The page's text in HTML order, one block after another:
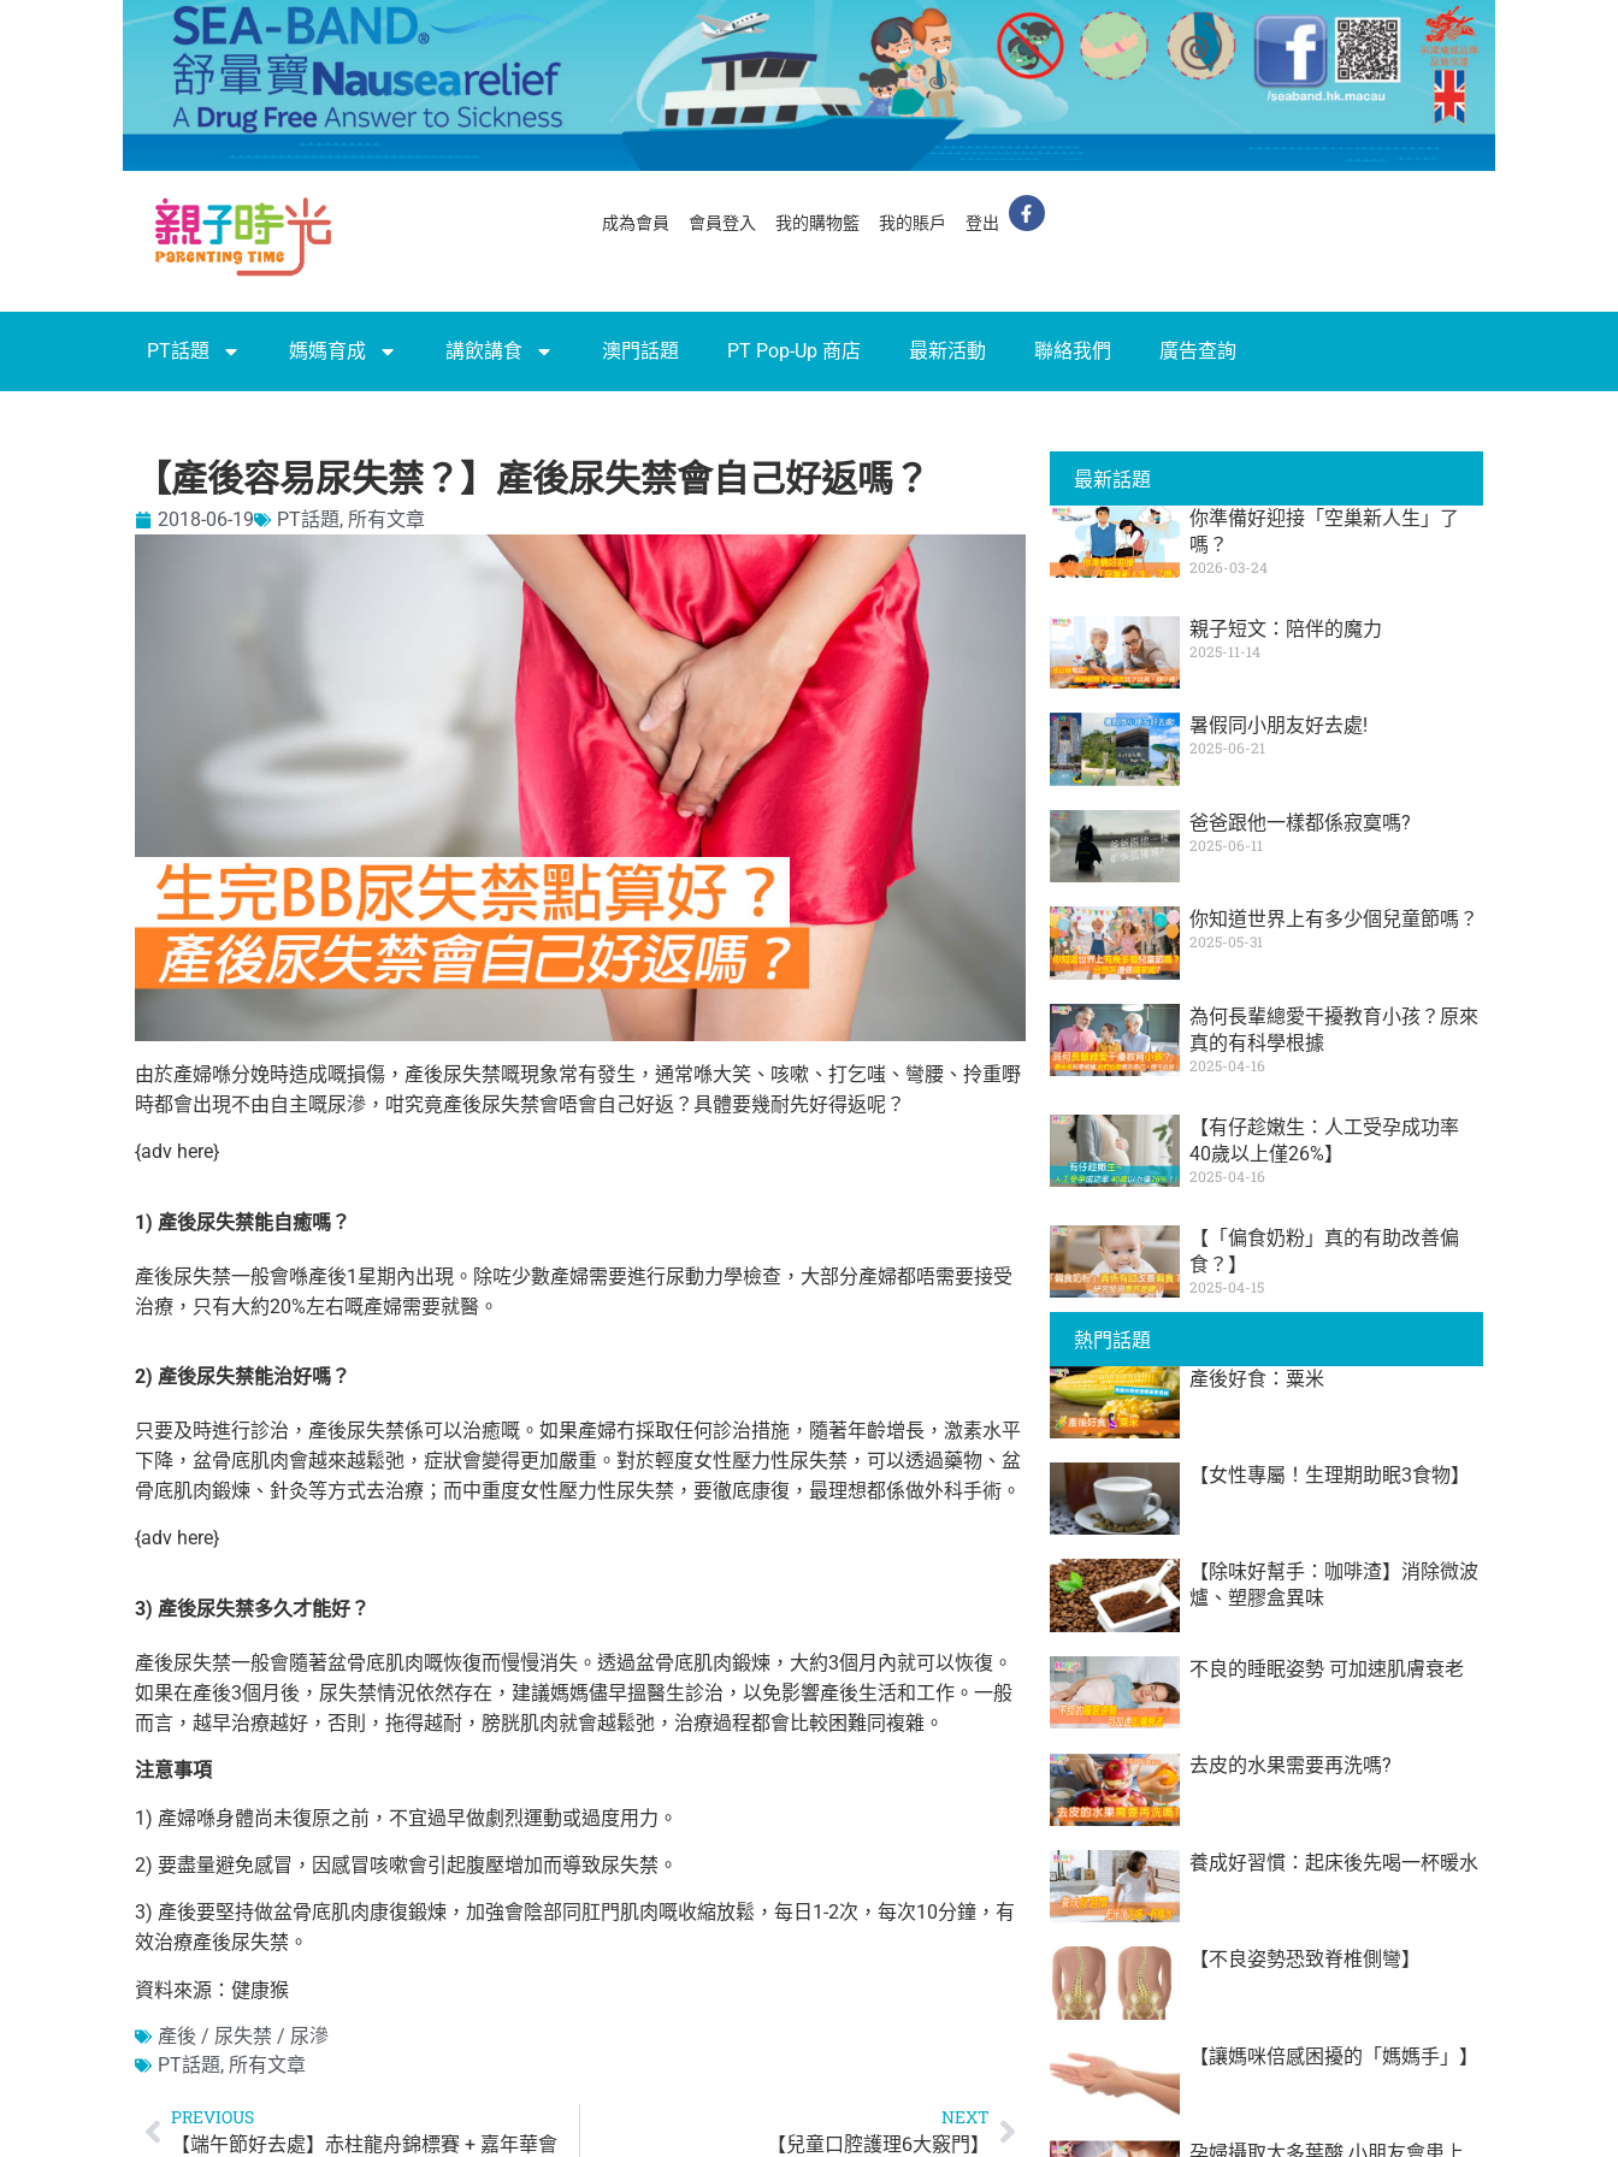
成為會員 會員登入 我的購物籃 我的賬戶 登出
PT話題 媽媽育成 講飲講食 澳門話題 PT Pop-Up 商店 最新活動 聯絡我們 廣告查詢
【產後容易尿失禁？】產後尿失禁會自己好返嗎？
2018-06-19 PT話題, 所有文章
由於產婦喺分娩時造成嘅損傷，產後尿失禁嘅現象常有發生，通常喺大笑、咳嗽、打乞嗤、彎腰、拎重嘢
時都會出現不由自主嘅尿滲，咁究竟產後尿失禁會唔會自己好返？具體要幾耐先好得返呢？
{adv here}
1) 產後尿失禁能自癒嗎？
產後尿失禁一般會喺產後1星期內出現。除咗少數產婦需要進行尿動力學檢查，大部分產婦都唔需要接受
治療，只有大約20%左右嘅產婦需要就醫。
2) 產後尿失禁能治好嗎？
只要及時進行診治，產後尿失禁係可以治癒嘅。如果產婦冇採取任何診治措施，隨著年齡增長，激素水平
下降，盆骨底肌肉會越來越鬆弛，症狀會變得更加嚴重。對於輕度女性壓力性尿失禁，可以透過藥物、盆
骨底肌肉鍛煉、針灸等方式去治療；而中重度女性壓力性尿失禁，要徹底康復，最理想都係做外科手術。
{adv here}
3) 產後尿失禁多久才能好？
產後尿失禁一般會隨著盆骨底肌肉嘅恢復而慢慢消失。透過盆骨底肌肉鍛煉，大約3個月內就可以恢復。
如果在產後3個月後，尿失禁情況依然存在， 建議媽媽儘早搵醫生診治，以免影響產後生活和工作。一般
而言，越早治療越好，否則，拖得越耐，膀胱肌肉就會越鬆弛，治療過程都會比較困難同複雜。
注意事項
1) 產婦喺身體尚未復原之前，不宜過早做劇烈運動或過度用力。
2) 要盡量避免感冒，因感冒咳嗽會引起腹壓增加而導致尿失禁。
3) 產後要堅持做盆骨底肌肉康復鍛煉，加強會陰部同肛門肌肉嘅收縮放鬆，每日1-2次，每次10分鐘，有
效治療產後尿失禁。
資料來源：健康猴
產後 / 尿失禁 / 尿滲
PT話題, 所有文章
PREVIOUS
【端午節好去處】赤柱龍舟錦標賽 + 嘉年華會
NEXT
【兒童口腔護理6大竅門】
最新話題
你準備好迎接「空巢新人生」了
嗎？
2026-03-24
親子短文：陪伴的魔力
2025-11-14
暑假同小朋友好去處!
2025-06-21
爸爸跟他一樣都係寂寞嗎?
2025-06-11
你知道世界上有多少個兒童節嗎？
2025-05-31
為何長輩總愛干擾教育小孩？原來
真的有科學根據
2025-04-16
【有仔趁嫩生：人工受孕成功率
40歲以上僅26%】
2025-04-16
【「偏食奶粉」真的有助改善偏
食？】
2025-04-15
熱門話題
產後好食：粟米
【女性專屬！生理期助眠3食物】
【除味好幫手：咖啡渣】消除微波
爐、塑膠盒異味
不良的睡眠姿勢 可加速肌膚衰老
去皮的水果需要再洗嗎?
養成好習慣：起床後先喝一杯暖水
【不良姿勢恐致脊椎側彎】
【讓媽咪倍感困擾的「媽媽手」】